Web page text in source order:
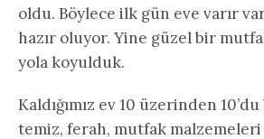
oldu. Böylece ilk gün eve varır
hazır oluyor. Yine güzel bir
yola koyulduk.
Kaldığımız ev 10 üzerinden
temiz, ferah, mutfak malzemeleri